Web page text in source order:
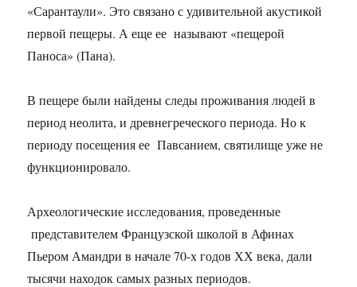
«Сарантаули». Это связано с удивительной акустикой
первой пещеры. А еще ее называют «пещерой
Паноса» (Пана).
В пещере были найдены следы проживания людей в
период неолита, и древнегреческого периода. Но к
периоду посещения ее Павсанием, святилище уже не
функционировало.
Археологические исследования, проведенные
представителем Французской школой в Афинах
Пьером Амандри в начале 70-х годов ХХ века, дали
тысячи находок самых разных периодов.